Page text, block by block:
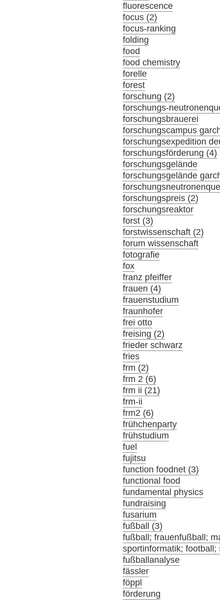
fluorescence
focus (2)
focus-ranking
folding
food
food chemistry
forelle
forest
forschung (2)
forschungs-
forschungsbrauerei
forschungscampus
forschungsexpedition
forschungsförderung (4)
forschungsgelände
forschungsgelände
forschungspreis (2)
forschungsreaktor
forst (3)
forstwissenschaft (2)
forum wissenschaft
fotografie
fox
franz pfeiffer
frauen (4)
frauenstudium
fraunhofer
frei otto
freising (2)
frieder schwarz
fries
frm (2)
frm 2 (6)
frm ii (21)
frm-ii
frm2 (6)
frühchenparty
frühstudium
fuel
fujitsu
function foodnet (3)
functional food
fundamental physics
fundraising
fusarium
fußball (3)
fußball; frauenfußball;
sportinformatik; football;
fußballanalyse
fässler
föppl
förderung